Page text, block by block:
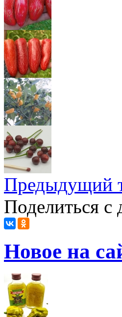
Предыдущий
Поделиться с
Новое на